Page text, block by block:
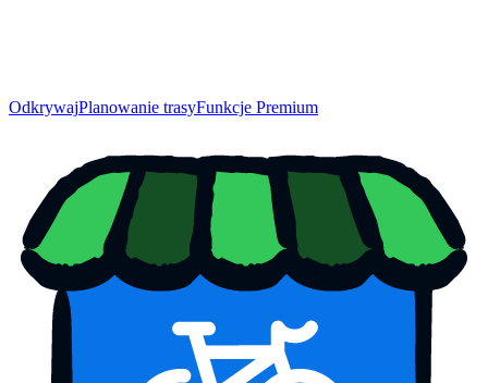
OdkrywajPlanowanie trasyFunkcje Premium